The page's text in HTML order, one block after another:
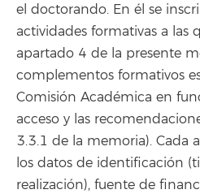
el doctorando. En él se
actividades formativas a las
apartado 4 de la presente
complementos formativos
Comisión Académica en
acceso y las
3.3.1 de la memoria). Cada
los datos de identificación
realización), fuente de